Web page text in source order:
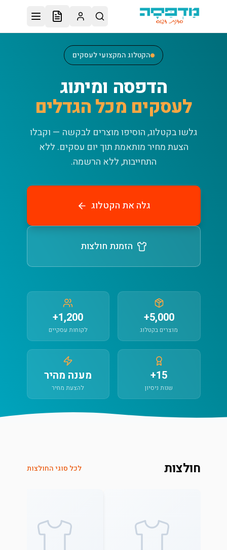
דלג לתוכן הראשי
הקטלוג המקצועי לעסקים
הדפסה ומיתוג
לעסקים מכל הגדלים
גלשו בקטלוג, הוסיפו מוצרים לבקשה — וקבלו
הצעת מחיר מותאמת תוך יום עסקים. ללא
התחייבות, ללא הרשמה.
גלה את הקטלוג
הזמנת חולצות
5,000+
מוצרים בקטלוג
1,200+
לקוחות עסקיים
15+
שנות ניסיון
מענה מהיר
להצעת מחיר
חולצות לכל סוגי החולצות